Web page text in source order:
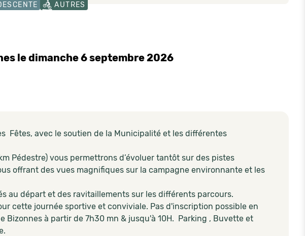
AUTRES
le dimanche 6 septembre 2026
Fêtes, avec le soutien de la Municipalité et les différentes
Pédestre) vous permettrons d’évoluer tantôt sur des pistes
offrant des vues magnifiques sur la campagne environnante et les
au départ et des ravitaillements sur les différents parcours.
cette journée sportive et conviviale. Pas d'inscription possible en
Bizonnes à partir de 7h30 mn & jusqu'à 10H. Parking , Buvette et